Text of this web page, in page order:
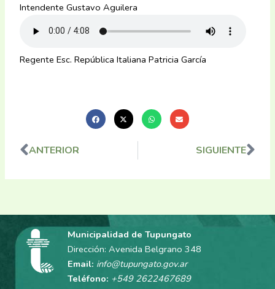
Intendente Gustavo Aguilera
Regente Esc. República Italiana Patricia García
Ant
ANTERIOR SIGUIENTE
Municipalidad de Tupungato
Dirección: Avenida Belgrano 348
Email: info@tupungato.gov.ar
Teléfono: +549 2622467689